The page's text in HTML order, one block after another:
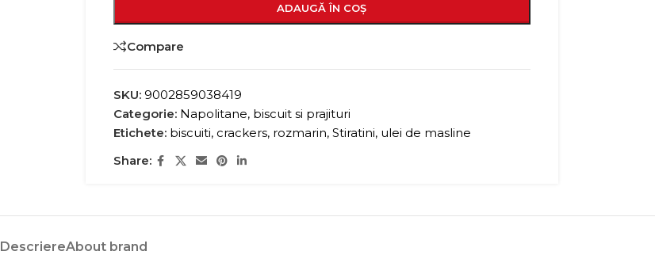
ADAUGĂ ÎN COȘ
Compare
SKU: 9002859038419
Categorie: Napolitane, biscuit si prajituri
Etichete: biscuiti, crackers, rozmarin, Stiratini, ulei de masline
Share:
DescriereAbout brand